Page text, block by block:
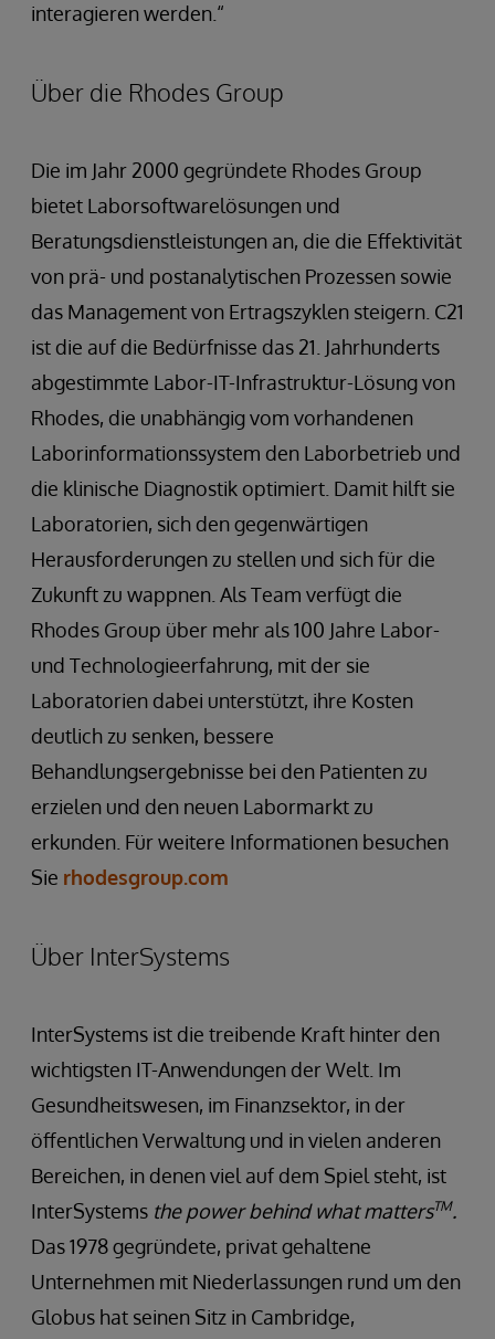
interagieren werden.“
Über die Rhodes Group
Die im Jahr 2000 gegründete Rhodes Group
bietet Laborsoftwarelösungen und
Beratungsdienstleistungen an, die die Effektivität
von prä- und postanalytischen Prozessen sowie
das Management von Ertragszyklen steigern. C21
ist die auf die Bedürfnisse das 21. Jahrhunderts
abgestimmte Labor-IT-Infrastruktur-Lösung von
Rhodes, die unabhängig vom vorhandenen
Laborinformationssystem den Laborbetrieb und
die klinische Diagnostik optimiert. Damit hilft sie
Laboratorien, sich den gegenwärtigen
Herausforderungen zu stellen und sich für die
Zukunft zu wappnen. Als Team verfügt die
Rhodes Group über mehr als 100 Jahre Labor-
und Technologieerfahrung, mit der sie
Laboratorien dabei unterstützt, ihre Kosten
deutlich zu senken, bessere
Behandlungsergebnisse bei den Patienten zu
erzielen und den neuen Labormarkt zu
erkunden. Für weitere Informationen besuchen
Sie rhodesgroup.com
Über InterSystems
InterSystems ist die treibende Kraft hinter den
wichtigsten IT-Anwendungen der Welt. Im
Gesundheitswesen, im Finanzsektor, in der
öffentlichen Verwaltung und in vielen anderen
Bereichen, in denen viel auf dem Spiel steht, ist
InterSystems the power behind what mattersTM.
Das 1978 gegründete, privat gehaltene
Unternehmen mit Niederlassungen rund um den
Globus hat seinen Sitz in Cambridge,